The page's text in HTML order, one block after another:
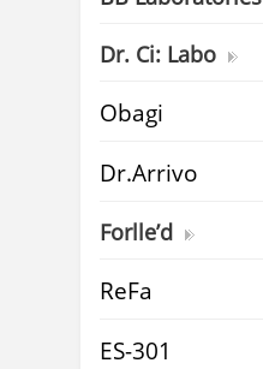
Dr. Ci: Labo
Obagi
Dr.Arrivo
Forlle’d
ReFa
ES-301